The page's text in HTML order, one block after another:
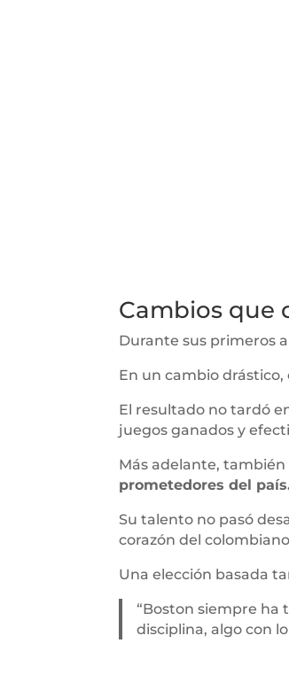
Cambios que
Durante sus primeros
En un cambio
El resultado no tardó
juegos ganados y
Más adelante,
prometedores del
Su talento no pasó
corazón del
Una elección basada
“Boston siempre ha
disciplina, algo con